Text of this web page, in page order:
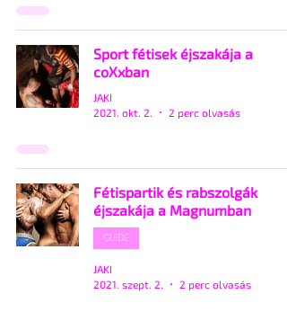
Sport fétisek éjszakája a
coXxban
JAKI
2021. okt. 2.
2 perc olvasás
Fétispartik és rabszolgák
éjszakája a Magnumban
GUIDE
JAKI
2021. szept. 2.
2 perc olvasás